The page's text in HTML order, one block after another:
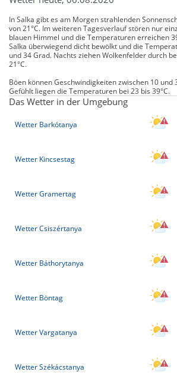
In Salka gibt es am Morgen strahlenden
von 21°C. Im weiteren Tagesverlauf stören nur
blauen Himmel und die Temperaturen erreichen
Salka überwiegend dicht bewölkt und die
und 34 Grad. Nachts ziehen Wolkenfelder durch
21°C.
Böen können Geschwindigkeiten zwischen 10 und
Gefühlt liegen die Temperaturen bei 23 bis 39°C.
Das Wetter in der Umgebung
Wetter Barkótanya
Wetter Kincsestag
Wetter Gramertag
Wetter Csiszértanya
Wetter Báthorytanya
Wetter Böntag
Wetter Vargatanya
Wetter Székácstanya